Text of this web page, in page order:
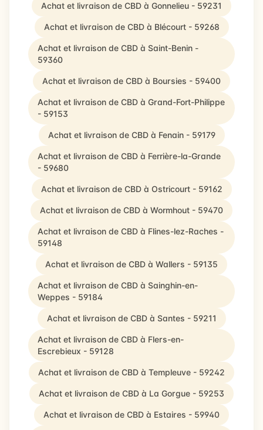
Achat et livraison de CBD à Gonnelieu - 59231
Achat et livraison de CBD à Blécourt - 59268
Achat et livraison de CBD à Saint-Benin -
59360
Achat et livraison de CBD à Boursies - 59400
Achat et livraison de CBD à Grand-Fort-Philippe
- 59153
Achat et livraison de CBD à Fenain - 59179
Achat et livraison de CBD à Ferrière-la-Grande
- 59680
Achat et livraison de CBD à Ostricourt - 59162
Achat et livraison de CBD à Wormhout - 59470
Achat et livraison de CBD à Flines-lez-Raches -
59148
Achat et livraison de CBD à Wallers - 59135
Achat et livraison de CBD à Sainghin-en-
Weppes - 59184
Achat et livraison de CBD à Santes - 59211
Achat et livraison de CBD à Flers-en-
Escrebieux - 59128
Achat et livraison de CBD à Templeuve - 59242
Achat et livraison de CBD à La Gorgue - 59253
Achat et livraison de CBD à Estaires - 59940